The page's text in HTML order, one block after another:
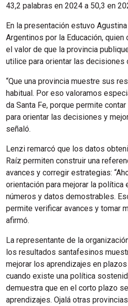
43,2 palabras en 2024 a 50,3 en
En la presentación estuvo
Argentinos por la Educación,
el valor de que la provincia
utilice para orientar las decisiones
“Que una provincia muestre sus
habitual. Por eso valoramos
da Santa Fe, porque permite
para orientar las decisiones y
señaló.
Lenzi remarcó que los datos
Raíz permiten construir una
avances y corregir estrategias:
orientación para mejorar la política
números y datos demostrables.
permite verificar avances y tomar
afirmó.
La representante de la
los resultados santafesinos
mejorar los aprendizajes en
cuando existe una política
demuestra que en el corto plazo
aprendizajes. Ojalá otras